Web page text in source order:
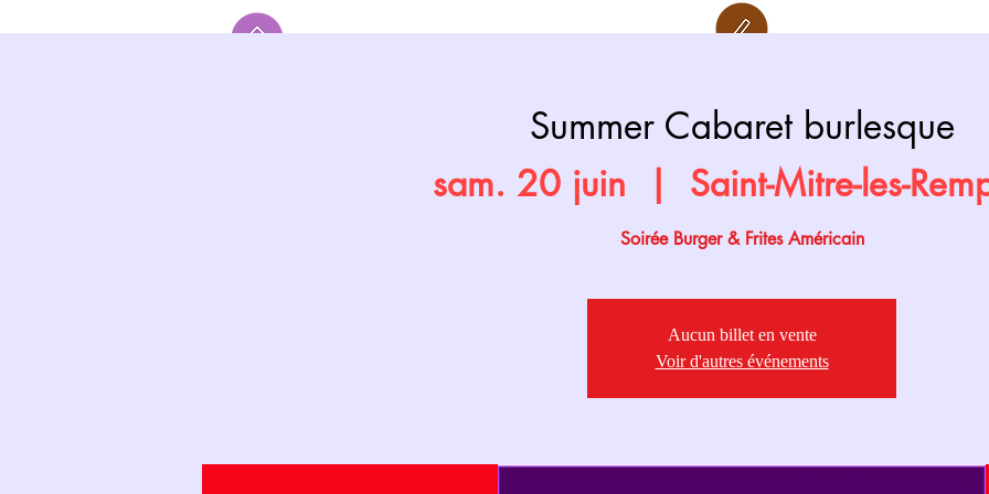
Summer Cabaret burlesque
sam. 20 juin Saint-Mitre-les-
Soirée Burger & Frites Américain
Aucun billet en vente
Voir d'autres événements